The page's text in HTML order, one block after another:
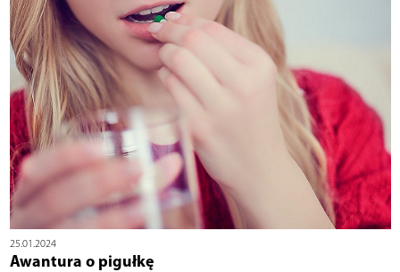
25.01.2024
Awantura o pigułkę